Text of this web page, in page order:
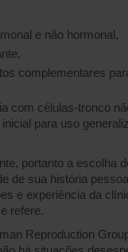
e não hormonal,
complementares
com células-tronco
para uso
portanto a escolha
de sua história
e experiência da
refere.
Reproduction